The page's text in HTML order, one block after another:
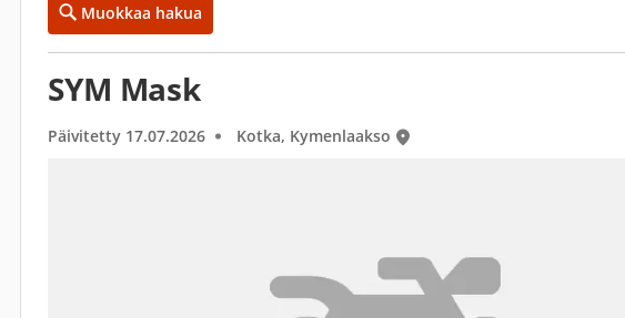
Muokkaa hakua
SYM Mask
Päivitetty 17.07.2026 Kotka, Kymenlaakso